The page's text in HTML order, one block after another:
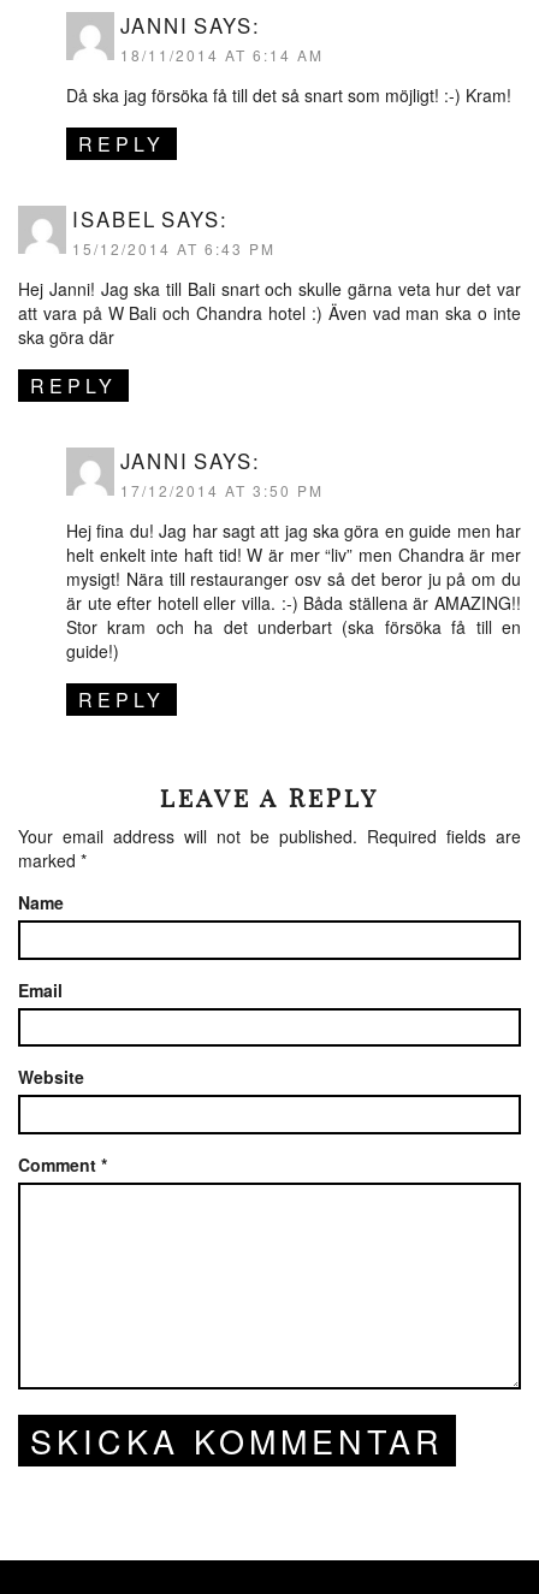
JANNI SAYS:
18/11/2014 AT 6:14 AM
Då ska jag försöka få till det så snart som möjligt! :-) Kram!
REPLY
ISABEL SAYS:
15/12/2014 AT 6:43 PM
Hej Janni! Jag ska till Bali snart och skulle gärna veta hur det var
att vara på W Bali och Chandra hotel :) Även vad man ska o inte
ska göra där
REPLY
JANNI SAYS:
17/12/2014 AT 3:50 PM
Hej fina du! Jag har sagt att jag ska göra en guide men har
helt enkelt inte haft tid! W är mer “liv” men Chandra är mer
mysigt! Nära till restauranger osv så det beror ju på om du
är ute efter hotell eller villa. :-) Båda ställena är AMAZING!!
Stor kram och ha det underbart (ska försöka få till en
guide!)
REPLY
LEAVE A REPLY
Your email address will not be published. Required fields are
marked *
Name
Email
Website
Comment *
SKICKA KOMMENTAR